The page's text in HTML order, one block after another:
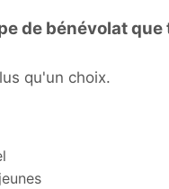
de bénévolat que
qu'un choix.
que tu